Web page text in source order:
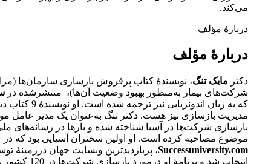
می‌کند.
دربارۀ مؤلف
دربارۀ مؤلف
دکتر مایک تنگ، نویسندۀ کتاب پرفروش بازسازی سازمان‌ها
شرکت‌های بیمار به‌منظور بهبود وضعیت آن‌ها)، منتشرشده در
که به زبان اندونزیایی نیز
مدیریت بازسازی نیز هست. دکتر تنگ به‌عنوان یک مدیر عامل
بازسازی شرکت‌ها در آسیا شناخته شده و بارها در رسانه‌های
موضوع مصاحبه کرده است. او اولین سخنران آسیایی بود که در
Successuniversity.com، پربازدیدترین وبسایت جهان درزمینۀ
انتخاب شد و برنامۀ او درمورد بازسازی شرکت‌ها در 120 کشور پخش شد. دکتر